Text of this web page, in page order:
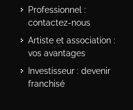
Professionnel :
contactez-nous
Artiste et association :
vos avantages
Investisseur : devenir
franchisé